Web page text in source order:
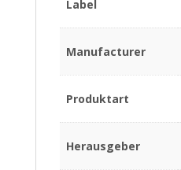
Label
Manufacturer
Produktart
Herausgeber